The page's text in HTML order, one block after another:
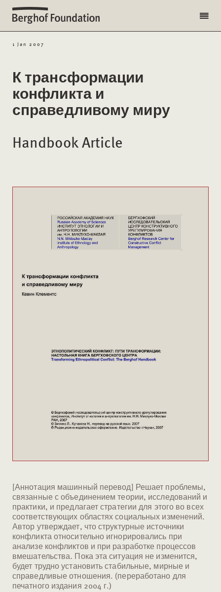
1 Jan 2007
К трансформации
конфликта и
справедливому миру
Handbook Article
[Аннотация машинный перевод] Решает проблемы,
связанные с объединением теории, исследований и
практики, и предлагает стратегии для этого во всех
соответствующих областях социальных изменений.
Автор утверждает, что структурные источники
конфликта относительно игнорировались при
анализе конфликтов и при разработке процессов
вмешательства. Пока эта ситуация не изменится,
будет трудно установить стабильные, мирные и
справедливые отношения. (переработано для
печатного издания 2004 г.)